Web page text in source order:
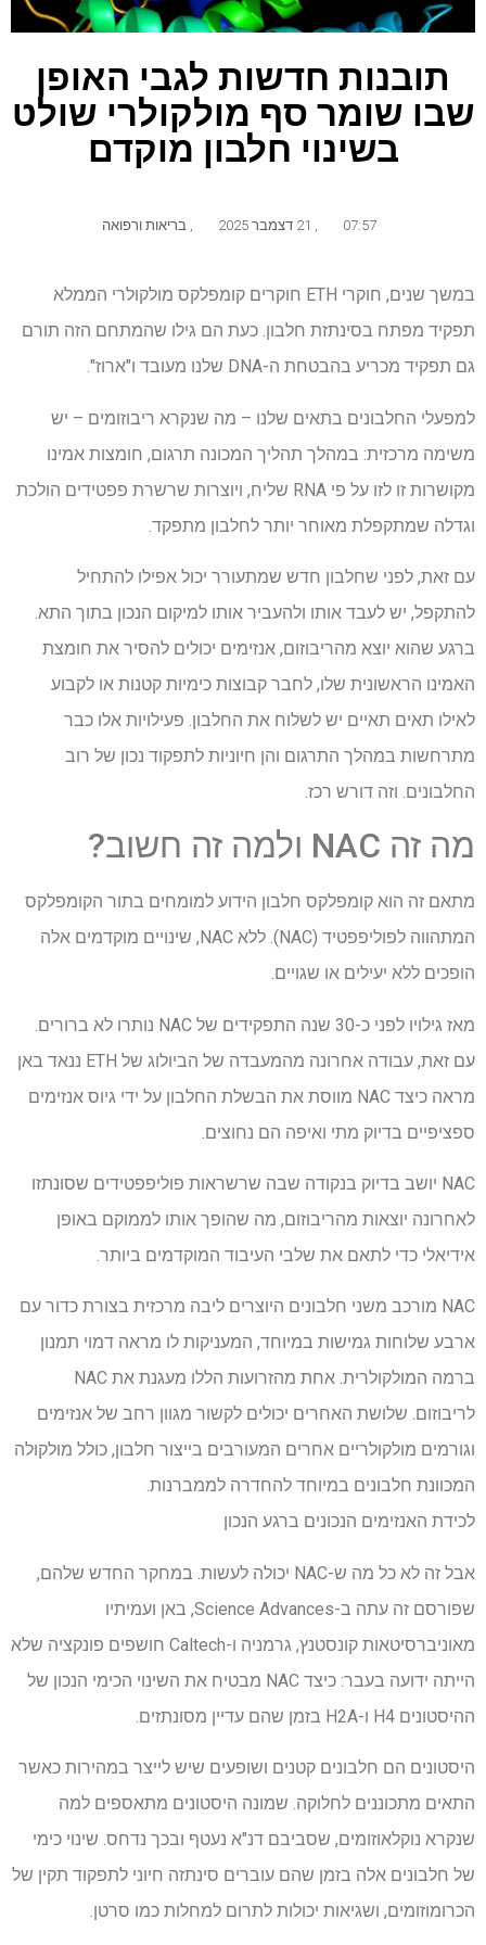
תובנות חדשות לגבי האופן
שבו שומר סף מולקולרי שולט
בשינוי חלבון מוקדם
07:57 בריאות ורפואה
במשך שנים, חוקרי ETH חוקרים קומפלקס מולקולרי הממלא
תפקיד מפתח בסינתזת חלבון. כעת הם גילו שהמתחם הזה תורם
גם תפקיד מכריע בהבטחת ה-DNA שלנו מעובד ו"ארוז".
למפעלי החלבונים בתאים שלנו – מה שנקרא ריבוזומים – יש
משימה מרכזית: במהלך תהליך המכונה תרגום, חומצות אמינו
מקושרות זו לזו על פי RNA שליח, ויוצרות שרשרת פפטידים הולכת
וגדלה שמתקפלת מאוחר יותר לחלבון מתפקד.
עם זאת, לפני שחלבון חדש שמתעורר יכול אפילו להתחיל
להתקפל, יש לעבד אותו ולהעביר אותו למיקום הנכון בתוך התא.
ברגע שהוא יוצא מהריבוזום, אנזימים יכולים להסיר את חומצת
האמינו הראשונית שלו, לחבר קבוצות כימיות קטנות או לקבוע
לאילו תאים תאיים יש לשלוח את החלבון. פעילויות אלו כבר
מתרחשות במהלך התרגום והן חיוניות לתפקוד נכון של רוב
החלבונים. וזה דורש רכז.
מה זה NAC ולמה זה חשוב?
מתאם זה הוא קומפלקס חלבון הידוע למומחים בתור הקומפלקס
המתהווה לפוליפפטיד (NAC). ללא NAC, שינויים מוקדמים אלה
הופכים ללא יעילים או שגויים.
מאז גילויו לפני כ-30 שנה התפקידים של NAC נותרו לא ברורים.
עם זאת, עבודה אחרונה מהמעבדה של הביולוג של ETH ננאד באן
מראה כיצד NAC מווסת את הבשלת החלבון על ידי גיוס אנזימים
ספציפיים בדיוק מתי ואיפה הם נחוצים.
NAC יושב בדיוק בנקודה שבה שרשראות פוליפפטידים שסונתזו
לאחרונה יוצאות מהריבוזום, מה שהופך אותו לממוקם באופן
אידיאלי כדי לתאם את שלבי העיבוד המוקדמים ביותר.
NAC מורכב משני חלבונים היוצרים ליבה מרכזית בצורת כדור עם
ארבע שלוחות גמישות במיוחד, המעניקות לו מראה דמוי תמנון
ברמה המולקולרית. אחת מהזרועות הללו מעגנת את NAC
לריבוזום. שלושת האחרים יכולים לקשור מגוון רחב של אנזימים
וגורמים מולקולריים אחרים המעורבים בייצור חלבון, כולל מולקולה
המכוונת חלבונים במיוחד להחדרה לממברנות.
לכידת האנזימים הנכונים ברגע הנכון
אבל זה לא כל מה ש-NAC יכולה לעשות. במחקר החדש שלהם,
שפורסם זה עתה ב-Science Advances, באן ועמיתיו
מאוניברסיטאות קונסטנץ, גרמניה ו-Caltech חושפים פונקציה שלא
הייתה ידועה בעבר: כיצד NAC מבטיח את השינוי הכימי הנכון של
ההיסטונים H4 ו-H2A בזמן שהם עדיין מסונתזים.
היסטונים הם חלבונים קטנים ושופעים שיש לייצר במהירות כאשר
התאים מתכוננים לחלוקה. שמונה היסטונים מתאספים למה
שנקרא נוקלאוזומים, שסביבם דנ"א נעטף ובכך נדחס. שינוי כימי
של חלבונים אלה בזמן שהם עוברים סינתזה חיוני לתפקוד תקין של
הכרומוזומים, ושגיאות יכולות לתרום למחלות כמו סרטן.